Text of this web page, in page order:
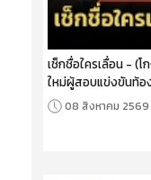
เช็กชื่อใครเลื่อน - (
ใหม่ผู้สอบแข่งขันท้อ
08 สิงหาคม 2569